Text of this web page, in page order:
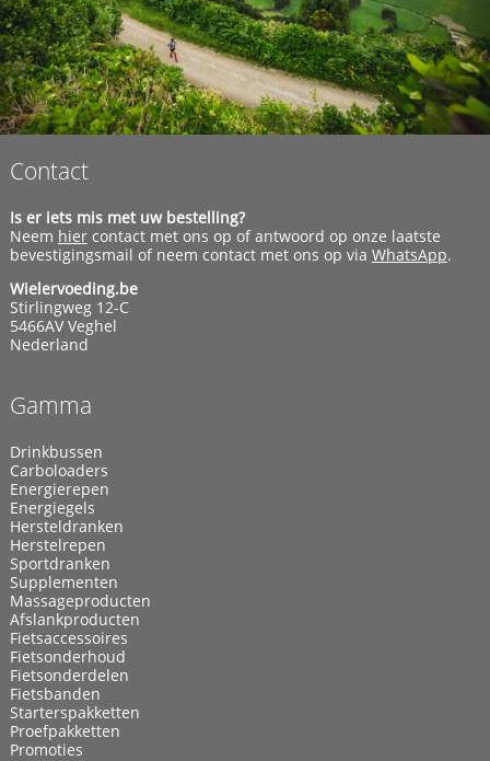
Contact
Is er iets mis met uw bestelling?
Neem hiercontact met ons op of antwoord op onze laatste
bevestigingsmail of neem contact met ons op via WhatsApp.
Wielervoeding.be
Stirlingweg 12-C
5466AV Veghel
Nederland
Gamma
Drinkbussen
Carboloaders
Energierepen
Energiegels
Hersteldranken
Herstelrepen
Sportdranken
Supplementen
Massageproducten
Afslankproducten
Fietsaccessoires
Fietsonderhoud
Fietsonderdelen
Fietsbanden
Starterspakketten
Proefpakketten
Promoties